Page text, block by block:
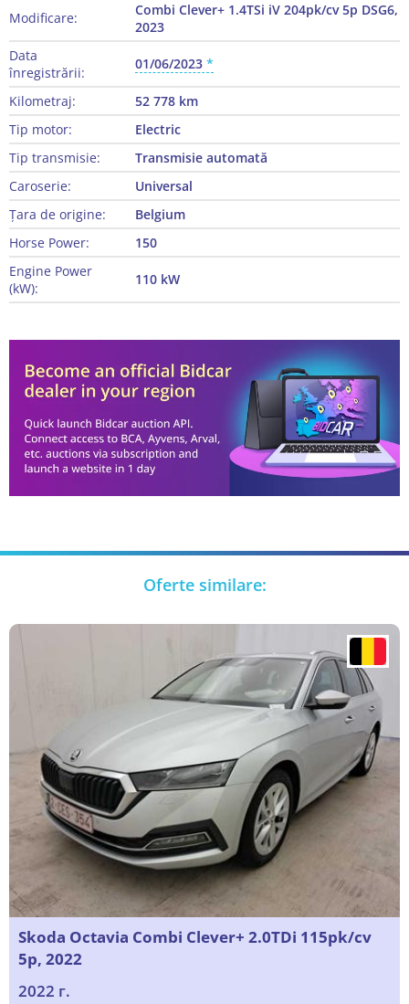
Modificare:
Combi Clever+ 1.4TSi iV 204pk/cv 5p DSG6,
2023
Data
înregistrării:
01/06/2023
Kilometraj:
52 778 km
Tip motor:
Electric
Tip transmisie:
Transmisie automată
Caroserie:
Universal
Țara de origine:
Belgium
Horse Power:
150
Engine Power
(kW):
110 kW
Oferte similare:
Skoda Octavia Combi Clever+ 2.0TDi 115pk/cv
5p, 2022
2022 г.